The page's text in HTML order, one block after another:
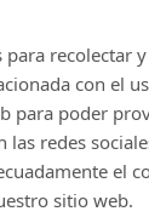
para recolectar
con el
para poder
las redes
el
sitio web.